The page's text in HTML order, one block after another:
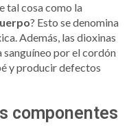
tal cosa como la
? Esto se denomina
Además, las dioxinas
sanguíneo por el cordón
y producir defectos
componentes